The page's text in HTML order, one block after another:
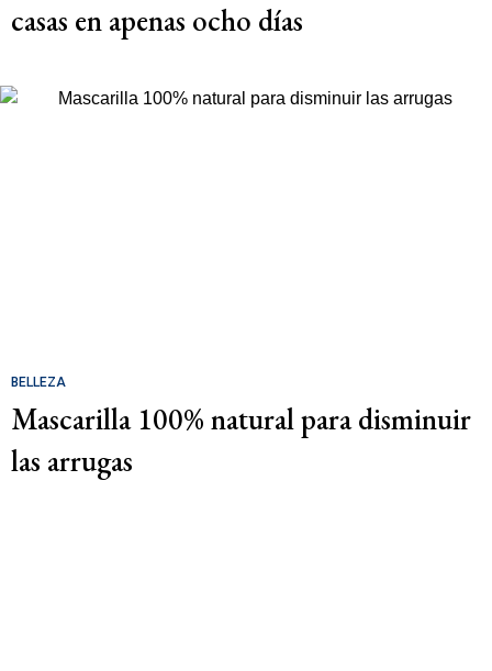
casas en apenas ocho días
BELLEZA
Mascarilla 100% natural para disminuir
las arrugas